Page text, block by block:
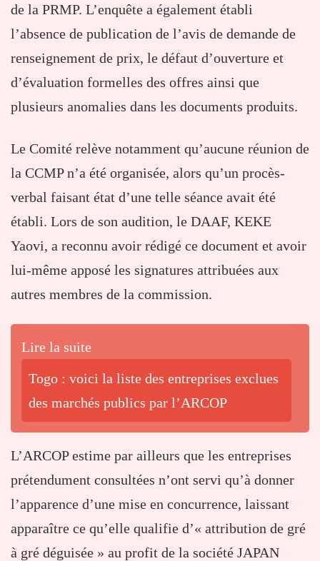
de la PRMP. L’enquête a également établi
l’absence de publication de l’avis de demande de
renseignement de prix, le défaut d’ouverture et
d’évaluation formelles des offres ainsi que
plusieurs anomalies dans les documents produits.
Le Comité relève notamment qu’aucune réunion de
la CCMP n’a été organisée, alors qu’un procès-
verbal faisant état d’une telle séance avait été
établi. Lors de son audition, le DAAF, KEKE
Yaovi, a reconnu avoir rédigé ce document et avoir
lui-même apposé les signatures attribuées aux
autres membres de la commission.
Lire la suite
Togo : voici la liste des entreprises exclues
des marchés publics par l’ARCOP
L’ARCOP estime par ailleurs que les entreprises
prétendument consultées n’ont servi qu’à donner
l’apparence d’une mise en concurrence, laissant
apparaître ce qu’elle qualifie d’« attribution de gré
à gré déguisée » au profit de la société JAPAN